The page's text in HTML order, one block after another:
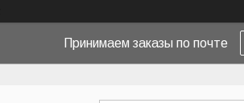
Принимаем заказы по почте